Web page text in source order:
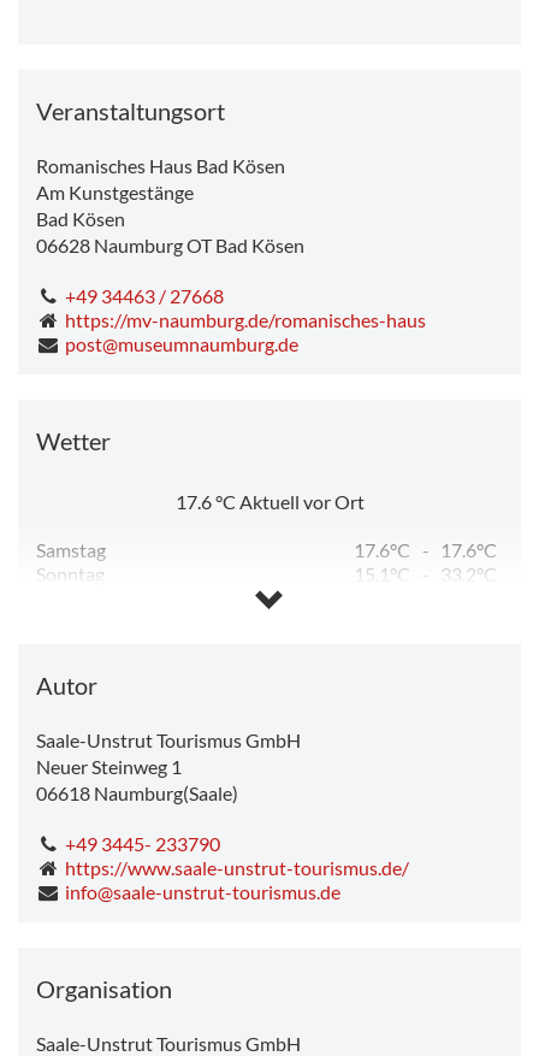
Veranstaltungsort
Romanisches Haus Bad Kösen
Am Kunstgestänge
Bad Kösen
06628 Naumburg OT Bad Kösen
+49 34463 / 27668
https://mv-naumburg.de/romanisches-haus
post@museumnaumburg.de
Wetter
17.6°C Aktuell vor Ort
Samstag 17.6°C -
17.6°C
Sonntag
15.1°C -
33.2°C
Autor
Saale-Unstrut Tourismus GmbH
Neuer Steinweg 1
06618 Naumburg(Saale)
+49 3445- 233790
https://www.saale-unstrut-tourismus.de/
info@saale-unstrut-tourismus.de
Organisation
Saale-Unstrut Tourismus GmbH